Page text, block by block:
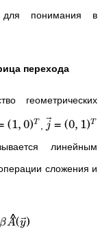
понимания в
перехода
геометрических
(1,0)T j = (0, 1)T
линейным
сложения и
βA
^(y)